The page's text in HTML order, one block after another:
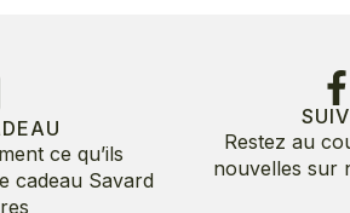
175.00$
ce qu’ils
cadeau Savard
Restez au
nouvelles sur